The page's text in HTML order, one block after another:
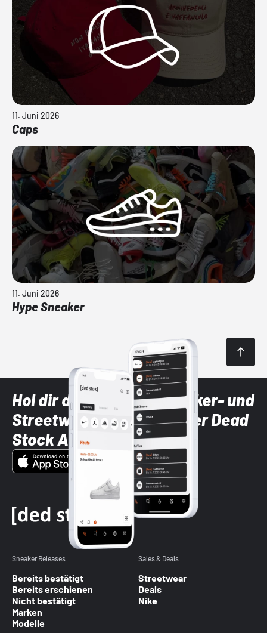
11. Juni 2026
Caps
11. Juni 2026
Hype Sneaker
Hol dir die neuesten Sneaker- und
Streetwear-Brands mit der Dead
Stock App
Sneaker Releases
Bereits bestätigt
Bereits erschienen
Nicht bestätigt
Marken
Modelle
Sales & Deals
Streetwear
Deals
Nike